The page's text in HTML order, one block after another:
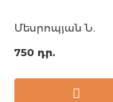
Մեսրոպյան Ն.
750 դր.